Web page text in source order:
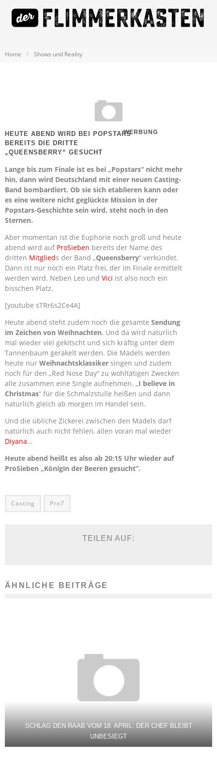
Home Shows und Reality
HEUTE ABEND WIRD BEI POPSTARS
BEREITS DIE DRITTE
„QUEENSBERRY“ GESUCHT
WERBUNG
Lange bis zum Finale ist es bei „Popstars“ nicht mehr
hin, dann wird Deutschland mit einer neuen Casting-
Band bombardiert. Ob sie sich etablieren kann oder
es eine weitere nicht geglückte Mission in der
Popstars-Geschichte sein wird, steht noch in den
Sternen.
Aber momentan ist die Euphorie noch groß und heute
abend wird auf ProSieben bereits der Name des
dritten Mitglieds der Band „Queensberry“ verkündet.
Dann ist nur noch ein Platz frei, der im Finale ermittelt
werden wird. Neben Leo und Vici ist also noch ein
bisschen Platz.
[youtube sTRr6s2Ce4A]
Heute abend steht zudem noch die gesamte Sendung
im Zeichen von Weihnachten. Und da wird natürlich
mal wieder viel gekitscht und sich kräftig unter dem
Tannenbaum geräkelt werden. Die Mädels werden
heute nur Weihnachtsklassiker singen und zudem
noch für den „Red Nose Day“ zu wohltätigen Zwecken
alle zusammen eine Single aufnehmen. „I believe in
Christmas“ für die Schmalzstulle heißen und dann
natürlich gleich ab morgen im Handel sein.
Und die übliche Zickerei zwischen den Mädels darf
natürlich auch nicht fehlen, allen voran mal wieder
Diyana…
Heute abend heißt es also ab 20:15 Uhr wieder auf
ProSieben „Königin der Beeren gesucht“.
Casting Pro7
TEILEN AUF:
ÄHNLICHE BEITRÄGE
SCHLAG DEN RAAB VOM 18. APRIL: DER CHEF BLEIBT
UNBESIEGT